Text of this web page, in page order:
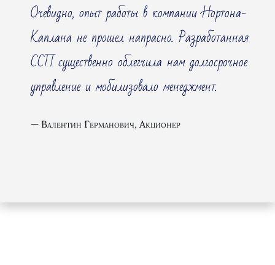
Очевидно, опыт работы в компании Нортона-
Каплана не прошел напрасно. Разработанная
ССП существенно облегчила нам долгосрочное
управление и мобилизовало менеджмент.
Валентин Германович, Акционер